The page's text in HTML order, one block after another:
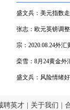
盛文兵：美元指数
张志：欧元英镑调
宗：2020.08.24外汇
栾雪：8月24黄金外
盛文兵：风险情绪
聘英才 关于我们